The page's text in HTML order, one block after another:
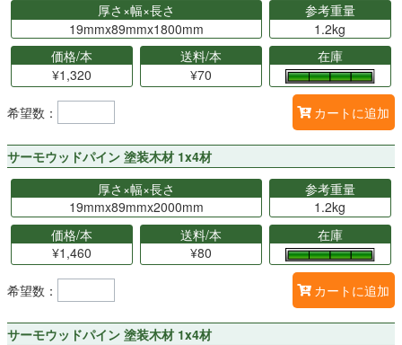
厚さ×幅×長さ
19mmx89mmx1800mm
参考重量
1.2kg
価格/本
¥1,320
送料/本
¥70
在庫
希望数： カートに追加
サーモウッドパイン 塗装木材 1x4材
厚さ×幅×長さ
19mmx89mmx2000mm
参考重量
1.2kg
価格/本
¥1,460
送料/本
¥80
在庫
希望数： カートに追加
サーモウッドパイン 塗装木材 1x4材